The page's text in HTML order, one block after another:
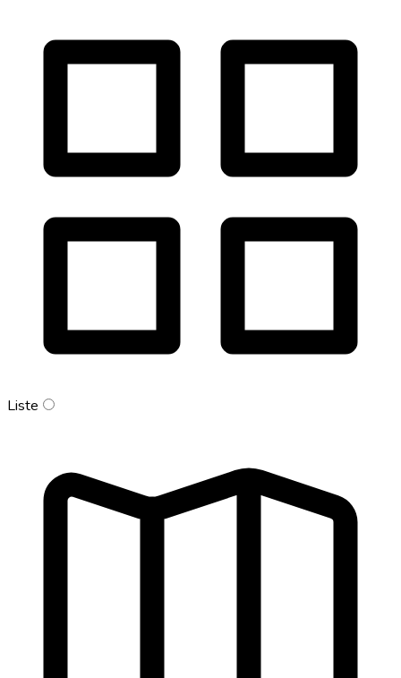
Liste